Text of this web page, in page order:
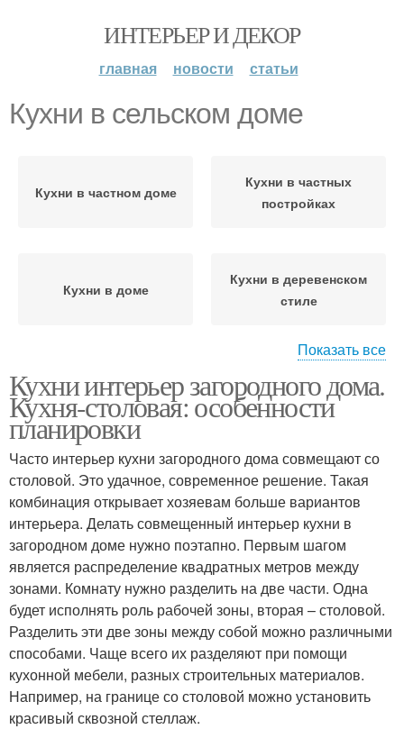
ИНТЕРЬЕР И ДЕКОР
главная новости статьи
Кухни в сельском доме
Кухни в частном доме
Кухни в частных
постройках
Кухни в доме
Кухни в деревенском
стиле
доме
Показать все
Кухни интерьер загородного дома.
Кухня-столовая: особенности
планировки
Часто интерьер кухни загородного дома совмещают со
столовой. Это удачное, современное решение. Такая
комбинация открывает хозяевам больше вариантов
интерьера. Делать совмещенный интерьер кухни в
загородном доме нужно поэтапно. Первым шагом
является распределение квадратных метров между
зонами. Комнату нужно разделить на две части. Одна
будет исполнять роль рабочей зоны, вторая – столовой.
Разделить эти две зоны между собой можно различными
способами. Чаще всего их разделяют при помощи
кухонной мебели, разных строительных материалов.
Например, на границе со столовой можно установить
красивый сквозной стеллаж.